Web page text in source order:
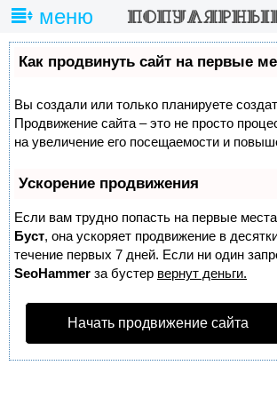
меню
Как продвинуть сайт на первые
Вы создали или только планируете
Продвижение сайта – это не просто
на увеличение его посещаемости и
Ускорение продвижения
Если вам трудно попасть на первые
Буст, она ускоряет продвижение в
течение первых 7 дней. Если ни один
SeoHammer за бустер вернут деньги.
Начать продвижение сайта